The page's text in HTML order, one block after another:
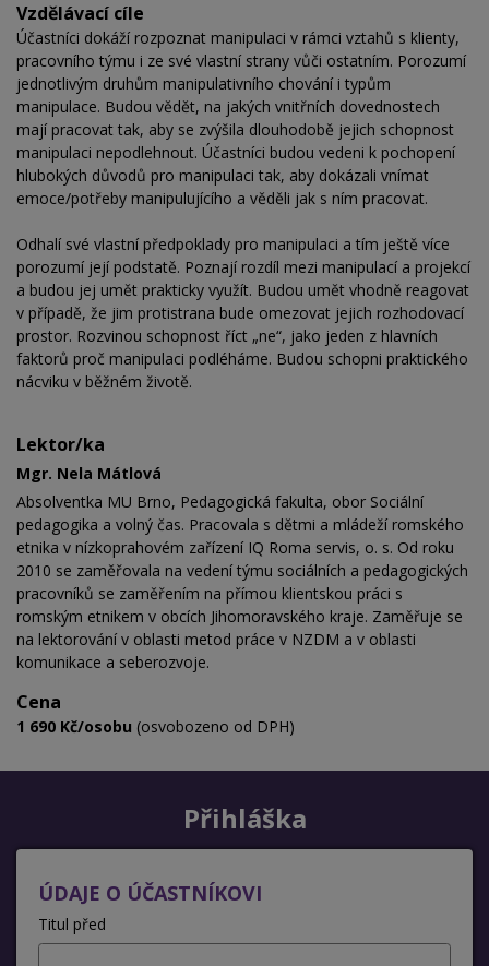
Vzdělávací cíle
Účastníci dokáží rozpoznat manipulaci v rámci vztahů s klienty,
pracovního týmu i ze své vlastní strany vůči ostatním. Porozumí
jednotlivým druhům manipulativního chování i typům
manipulace. Budou vědět, na jakých vnitřních dovednostech
mají pracovat tak, aby se zvýšila dlouhodobě jejich schopnost
manipulaci nepodlehnout. Účastníci budou vedeni k pochopení
hlubokých důvodů pro manipulaci tak, aby dokázali vnímat
emoce/potřeby manipulujícího a věděli jak s ním pracovat.
Odhalí své vlastní předpoklady pro manipulaci a tím ještě více
porozumí její podstatě. Poznají rozdíl mezi manipulací a projekcí
a budou jej umět prakticky využít. Budou umět vhodně reagovat
v případě, že jim protistrana bude omezovat jejich rozhodovací
prostor. Rozvinou schopnost říct „ne“, jako jeden z hlavních
faktorů proč manipulaci podléháme. Budou schopni praktického
nácviku v běžném životě.
Lektor/ka
Mgr. Nela Mátlová
Absolventka MU Brno, Pedagogická fakulta, obor Sociální
pedagogika a volný čas. Pracovala s dětmi a mládeží romského
etnika v nízkoprahovém zařízení IQ Roma servis, o. s. Od roku
2010 se zaměřovala na vedení týmu sociálních a pedagogických
pracovníků se zaměřením na přímou klientskou práci s
romským etnikem v obcích Jihomoravského kraje. Zaměřuje se
na lektorování v oblasti metod práce v NZDM a v oblasti
komunikace a seberozvoje.
Cena
1 690 Kč/osobu (osvobozeno od DPH)
Přihláška
ÚDAJE O ÚČASTNÍKOVI
Titul před